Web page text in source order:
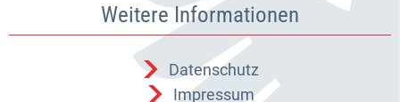
Weitere Informationen
Datenschutz
Impressum